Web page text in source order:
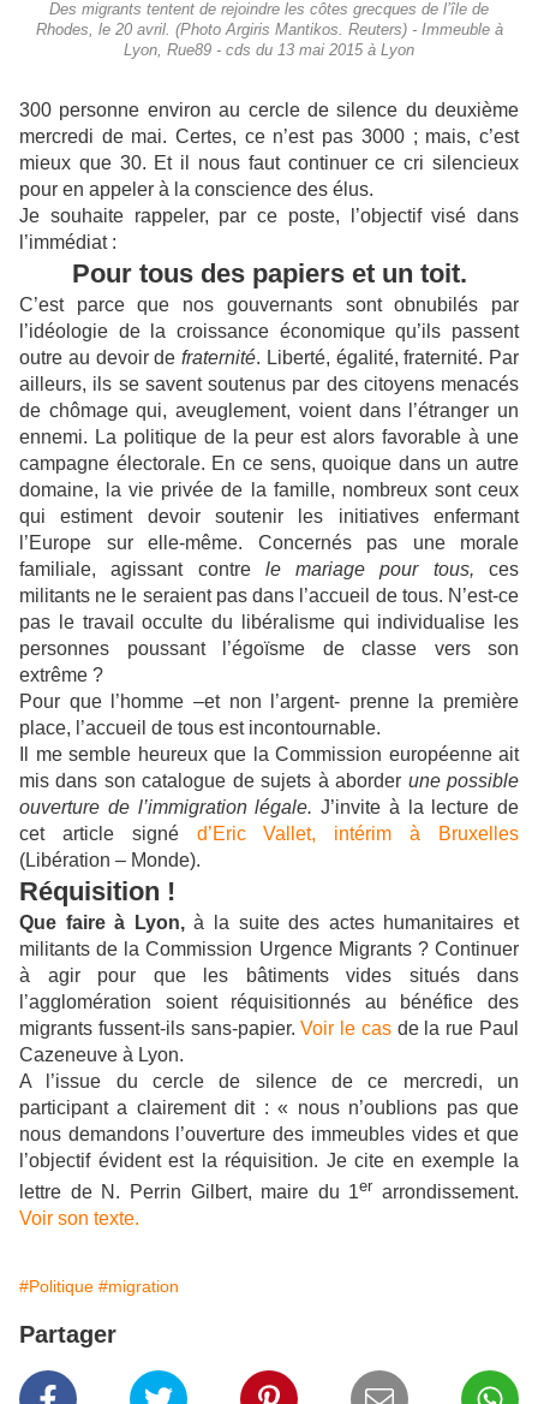
Des migrants tentent de rejoindre les côtes grecques de l’île de
Rhodes, le 20 avril. (Photo Argiris Mantikos. Reuters) - Immeuble à
Lyon, Rue89 - cds du 13 mai 2015 à Lyon
300 personne environ au cercle de silence du deuxième
mercredi de mai. Certes, ce n’est pas 3000 ; mais, c’est
mieux que 30. Et il nous faut continuer ce cri silencieux
pour en appeler à la conscience des élus.
Je souhaite rappeler, par ce poste, l’objectif visé dans
l’immédiat :
Pour tous des papiers et un toit.
C’est parce que nos gouvernants sont obnubilés par
l’idéologie de la croissance économique qu’ils passent
outre au devoir de fraternité. Liberté, égalité, fraternité. Par
ailleurs, ils se savent soutenus par des citoyens menacés
de chômage qui, aveuglement, voient dans l’étranger un
ennemi. La politique de la peur est alors favorable à une
campagne électorale. En ce sens, quoique dans un autre
domaine, la vie privée de la famille, nombreux sont ceux
qui estiment devoir soutenir les initiatives enfermant
l’Europe sur elle-même. Concernés pas une morale
familiale, agissant contre le mariage pour tous,ces
militants ne le seraient pas dans l’accueil de tous. N’est-ce
pas le travail occulte du libéralisme qui individualise les
personnes poussant l’égoïsme de classe vers son
extrême ?
Pour que l’homme –et non l’argent- prenne la première
place, l’accueil de tous est incontournable.
Il me semble heureux que la Commission européenne ait
mis dans son catalogue de sujets à aborder une possible
ouverture de l’immigration légale. J’invite à la lecture de
cet article signé d’Eric Vallet, intérim à Bruxelles
(Libération – Monde).
Réquisition !
Que faire à Lyon,à la suite des actes humanitaires et
militants de la Commission Urgence Migrants ? Continuer
à agir pour que les bâtiments vides situés dans
l’agglomération soient réquisitionnés au bénéfice des
migrants fussent-ils sans-papier.Voir le casde la rue Paul
Cazeneuve à Lyon.
A l’issue du cercle de silence de ce mercredi, un
participant a clairement dit : « nous n’oublions pas que
nous demandons l’ouverture des immeubles vides et que
l’objectif évident est la réquisition. Je cite en exemple la
lettre de N. Perrin Gilbert, maire du 1er arrondissement.
Voir son texte.
#Politique #migration
Partager